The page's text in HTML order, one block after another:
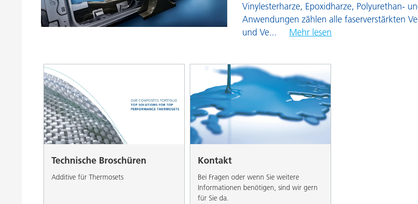
Energiespeicherung
Vinylesterharze, Epoxidharze, Polyurethan-
Anwendungen zählen alle faserverstärkten
und Ve... Mehr lesen
Technische Broschüren
Additive für Thermosets
Kontakt
Bei Fragen oder wenn Sie weitere
Informationen benötigen, sind wir gern
für Sie da.